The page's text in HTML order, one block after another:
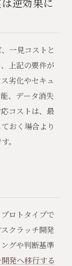
一見コストと
上記の要件が
劣化やセキュ
、データ消失
コストは、最
おく場合より
。
ロトタイプで
クラッチ開発
グや判断基準
発へ移行する